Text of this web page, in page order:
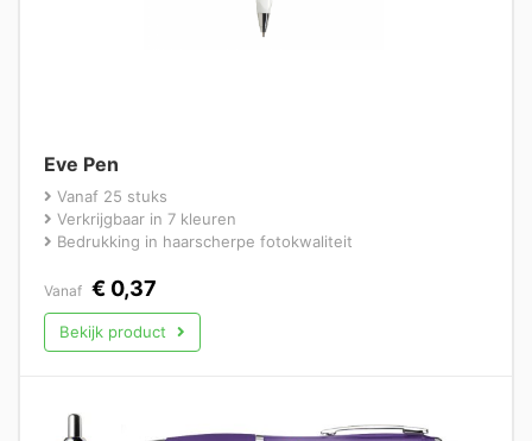
Eve Pen
Vanaf 25 stuks
Verkrijgbaar in 7 kleuren
Bedrukking in haarscherpe fotokwaliteit
Vanaf € 0,37
Bekijk product